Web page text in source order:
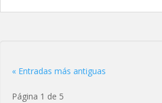
« Entradas más antiguas
Página 1 de 5